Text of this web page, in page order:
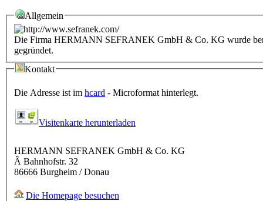
Allgemein
Die Firma HERMANN SEFRANEK GmbH & Co. KG wurde
gegründet.
Kontakt
Die Adresse ist im hcard - Microformat hinterlegt.
Visitenkarte herunterladen
HERMANN SEFRANEK GmbH & Co. KG
Â Bahnhofstr. 32
86666 Burgheim / Donau
Die Homepage besuchen